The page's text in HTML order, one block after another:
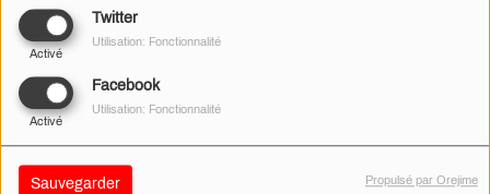
Twitter
Activé
Utilisation: Fonctionnalité
Facebook
Activé
Utilisation: Fonctionnalité
Sauvegarder Propulsé par Orejime
PERSONNE » : LA SUITE DU
D’ORELSAN ARRIVE SUR PRIME